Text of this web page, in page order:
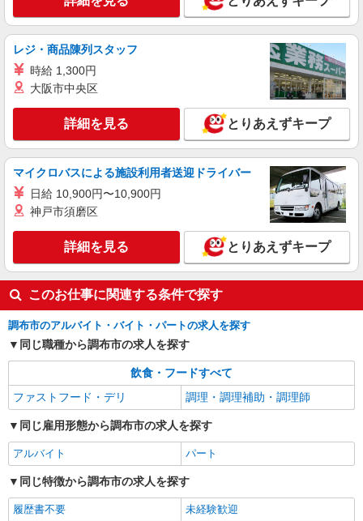
キープ 詳細を見る
正社員
株式会社HITOWA フードサービスカンパニー
福祉施設での調理師【正社員】
月給24万円〜27万円 ※給与は経験や前職給与
に応じて決定します。 賞与年2回
イリーゼ調布 （東京都調布市多摩川1-13-1）
キープ 詳細を見る
レジ・商品陳列スタッフ
時給 1,300円
大阪市中央区
詳細を見る とりあえずキープ
マイクロバスによる施設利用者送迎ドライバー
日給 10,900円〜10,900円
神戸市須磨区
詳細を見る とりあえずキープ
このお仕事に関連する条件で探す
調布市のアルバイト・バイト・パートの求人を探す
同じ職種から調布市の求人を探す
飲食・フードすべて
ファストフード・デリ
調理・調理補助・調理師
同じ雇用形態から調布市の求人を探す
アルバイト パート
同じ特徴から調布市の求人を探す
履歴書不要
未経験歓迎